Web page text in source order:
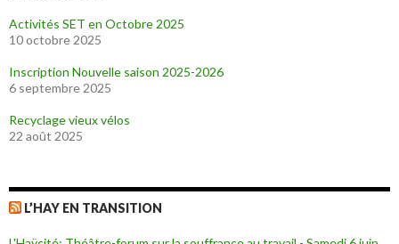
Activités SET en Octobre 2025
10 octobre 2025
Inscription Nouvelle saison 2025-2026
6 septembre 2025
Recyclage vieux vélos
22 août 2025
L’HAY EN TRANSITION